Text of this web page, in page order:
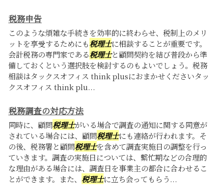
税務申告
このような煩雑な手続きを効率的に終わらせ、税制上のメリ
ットを享受するためにも税理士に相談することが重要です。
会計税務の専門家である税理士と顧問契約を結び普段から準
備しておくという選択肢を検討するのもよいでしょう。税務
相談はタックスオフィス think plusにおまかせくださいタッ
クスオフィス think plu...
税務調査の対応方法
同時に、顧問税理士がいる場合で調査の通知に関する同意が
されている場合には、顧問税理士にも連絡が行われます。そ
の後、税務署と顧問税理士を含めて調査実施日の調整を行っ
ていきます。調査の実施日については、繫忙期などの合理的
な理由がある場合には、調査日を事業主の都合に合わせるこ
とができます。また、 税理士に立ち会ってもらう...